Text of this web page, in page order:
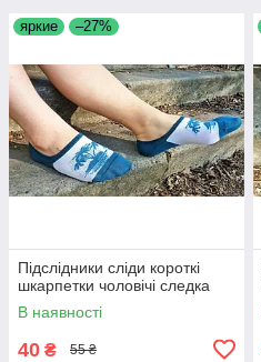
яркие –27%
Підслідники сліди короткі
шкарпетки чоловічі следка
В наявності
40 ₴ 55 ₴